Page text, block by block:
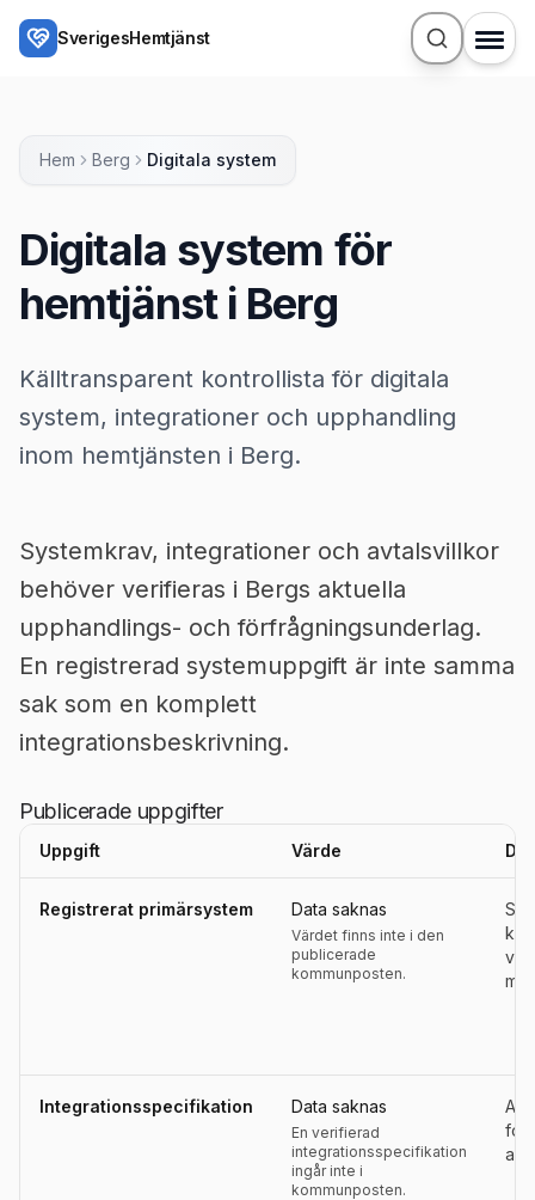
Hoppa till huvudinnehåll
SverigesHemtjänst
Hem Berg Digitala system
Digitala system för
hemtjänst i Berg
Källtransparent kontrollista för digitala
system, integrationer och upphandling
inom hemtjänsten i Berg.
Systemkrav, integrationer och avtalsvillkor
behöver verifieras i Bergs aktuella
upphandlings- och förfrågningsunderlag.
En registrerad systemuppgift är inte samma
sak som en komplett
integrationsbeskrivning.
Publicerade uppgifter
Uppgift Värde
Registrerat primärsystem Data saknas
Värdet finns inte i den
publicerade
kommunposten.
Integrationsspecifikation Data saknas
En verifierad
integrationsspecifikation
ingår inte i
kommunposten.